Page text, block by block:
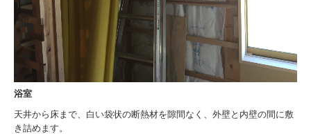
スタッフ紹介
特集ページ
イベント＆キャンペーン
まるごと断熱リフォーム
浴室
天井から床まで、白い袋状の断熱材を隙間なく、外壁と内壁の間に敷
き詰めます。